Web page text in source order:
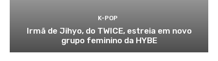
K-POP
Irmã de Jihyo, do TWICE, estreia em novo
grupo feminino da HYBE